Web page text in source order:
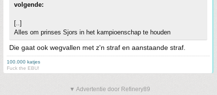
volgende:
[..]
Alles om prinses Sjors in het kampioenschap te houden
Die gaat ook wegvallen met z'n straf en aanstaande straf.
100.000 katjes
Fuck the EBU!
▼ Advertentie door Refinery89